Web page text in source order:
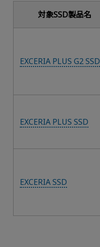
対象SSD製品名
EXCERIA PLUS G2 SSD
EXCERIA PLUS SSD
EXCERIA SSD